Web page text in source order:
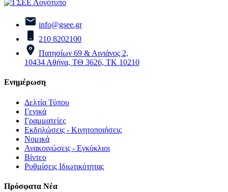
info@gsee.gr
210 8202100
Πατησίων 69 & Αινιάνος 2,
10434 Αθήνα, ΤΘ 3626, ΤΚ 10210
Ενημέρωση
Δελτία Τύπου
Γενικά
Γραμματείες
Εκδηλώσεις - Κινητοποιήσεις
Νομικά
Ανακοινώσεις - Εγκύκλιοι
Βίντεο
Ρυθμίσεις Ιδιωτικότητας
Πρόσφατα Νέα